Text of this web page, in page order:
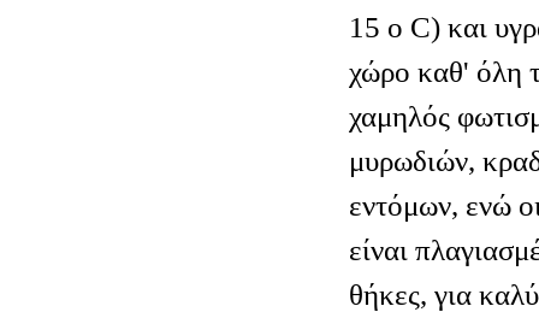
15 ο C) και
χώρο καθ' όλη
χαμηλός
μυρωδιών,
εντόμων, ενώ
είναι
θήκες, για